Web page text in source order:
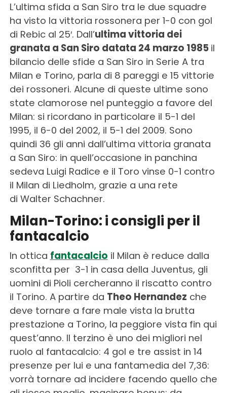
L’ultima sfida a San Siro tra le due squadre
ha visto la vittoria rossonera per 1-0 con gol
di Rebic al 25′. Dall’ultima vittoria dei
granata a San Siro datata 24 marzo 1985 il
bilancio delle sfide a San Siro in Serie A tra
Milan e Torino, parla di 8 pareggi e 15 vittorie
dei rossoneri. Alcune di queste ultime sono
state clamorose nel punteggio a favore del
Milan: si ricordano in particolare il 5-1 del
1995, il 6-0 del 2002, il 5-1 del 2009. Sono
quindi 36 gli anni dall’ultima vittoria granata
a San Siro: in quell’occasione in panchina
sedeva Luigi Radice e il Toro vinse 0-1 contro
il Milan di Liedholm, grazie a una rete
di Walter Schachner.
Milan-Torino: i consigli per il
fantacalcio
In ottica fantacalcio il Milan è reduce dalla
sconfitta per 3-1 in casa della Juventus, gli
uomini di Pioli cercheranno il riscatto contro
il Torino. A partire da Theo Hernandez che
deve tornare a fare male vista la brutta
prestazione a Torino, la peggiore vista fin qui
quest’anno. Il terzino è uno dei migliori nel
ruolo al fantacalcio: 4 gol e tre assist in 14
presenze per lui e una fantamedia del 7,36:
vorrà tornare ad incidere facendo quello che